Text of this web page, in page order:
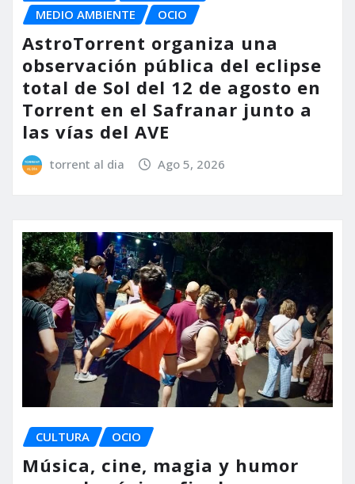
MEDIO AMBIENTE
OCIO
AstroTorrent organiza una
observación pública del eclipse
total de Sol del 12 de agosto en
Torrent en el Safranar junto a
las vías del AVE
torrent al dia Ago 5, 2026
CULTURA OCIO
Música, cine, magia y humor